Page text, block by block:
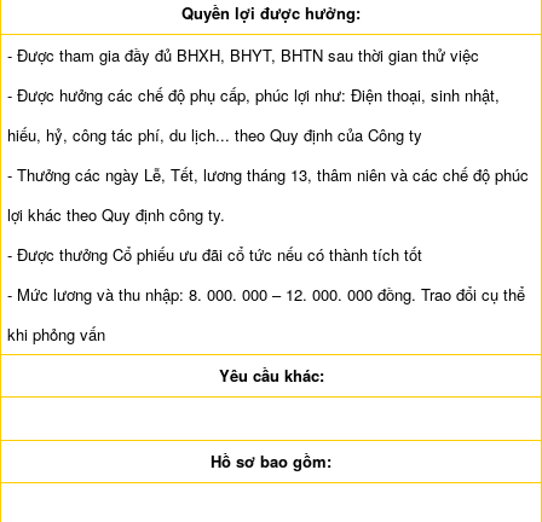
Quyền lợi được hưởng:
- Được tham gia đầy đủ BHXH, BHYT, BHTN sau thời gian thử việc
- Được hưởng các chế độ phụ cấp, phúc lợi như: Điện thoại, sinh nhật,
hiếu, hỷ, công tác phí, du lịch... theo Quy định của Công ty
- Thưởng các ngày Lễ, Tết, lương tháng 13, thâm niên và các chế độ phúc
lợi khác theo Quy định công ty.
- Được thưởng Cổ phiếu ưu đãi cổ tức nếu có thành tích tốt
- Mức lương và thu nhập: 8. 000. 000 – 12. 000. 000 đồng. Trao đổi cụ thể
khi phỏng vấn
Yêu cầu khác:
Hồ sơ bao gồm: